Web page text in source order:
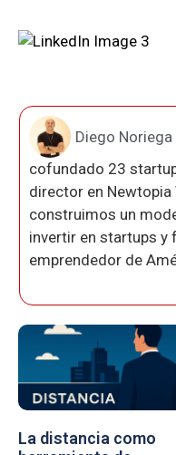
Diego Noriega
cofundado 23
director en Newtopia
construimos un
invertir en startups
emprendedor de
La distancia como